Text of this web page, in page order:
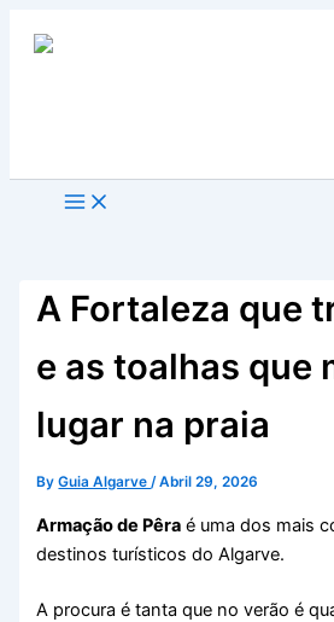
Search
A Fortaleza que
e as toalhas que
lugar na praia
ByGuia Algarve/Abril 29, 2026
Armação de Pêra é uma dos mais
destinos turísticos do Algarve.
A procura é tanta que no verão é